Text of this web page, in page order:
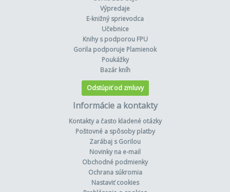
Výpredaje
E-knižný sprievodca
Učebnice
Knihy s podporou FPU
Gorila podporuje Plamienok
Poukážky
Bazár kníh
Odstúpiť od zmluvy
Informácie a kontakty
Kontakty a často kladené otázky
Poštovné a spôsoby platby
Zarábaj s Gorilou
Novinky na e-mail
Obchodné podmienky
Ochrana súkromia
Nastaviť cookies